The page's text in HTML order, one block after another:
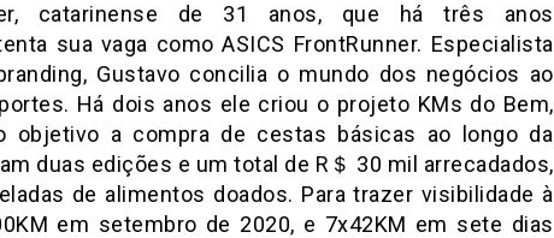
catarinense de 31 anos, que há três anos
sua vaga como ASICS FrontRunner. Especialista
Gustavo concilia o mundo dos negócios ao
Há dois anos ele criou o projeto KMs do Bem,
objetivo a compra de cestas básicas ao longo da
duas edições e um total de R＄ 30 mil arrecadados,
de alimentos doados. Para trazer visibilidade à
em setembro de 2020, e 7x42KM em sete dias